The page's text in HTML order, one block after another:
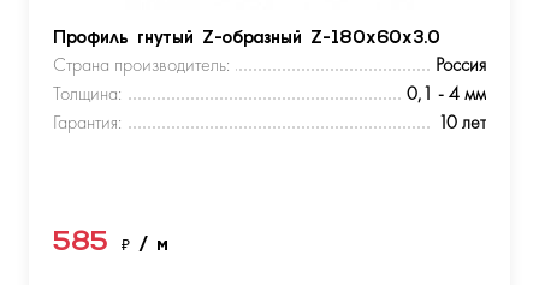
Профиль гнутый Z-образный Z-180х60х3.0
Страна производитель:
Россия
Толщина:
0,1 - 4 мм
Гарантия:
10 лет
585 ₽ / м